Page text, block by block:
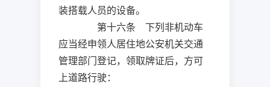
装搭载人员的设备。
第十六条 下列非机动车
应当经申领人居住地公安机关交通
管理部门登记，领取牌证后，方可
上道路行驶：